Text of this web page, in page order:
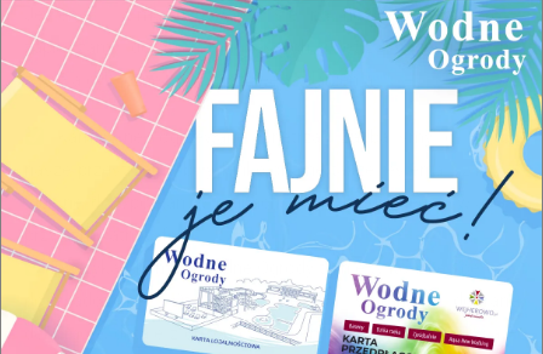
Jesienią i zimą otwieramy się na nowe możliwości –
zapraszamy do wynajmu naszych wnętrz i przestrzeni na
zajęcia cykliczne i jednorazowe wydarzenia.
Kameralne, ogrzewane wnętrza. Zadbaliśmy o to, by
nasze przestrzenie były funkcjonalne także jesienią i zimą –
idealne do spotkań w grupach, pełne naturalnego światła i
przyjaznej atmosfery.
Estetyka i klimat. Wodne Ogrody to nie tylko miejsce – to
doświadczenie. Otoczenie zieleni, starannie dobrane
dekoracje, detale z drewna i kamienia, naturalna harmonia –